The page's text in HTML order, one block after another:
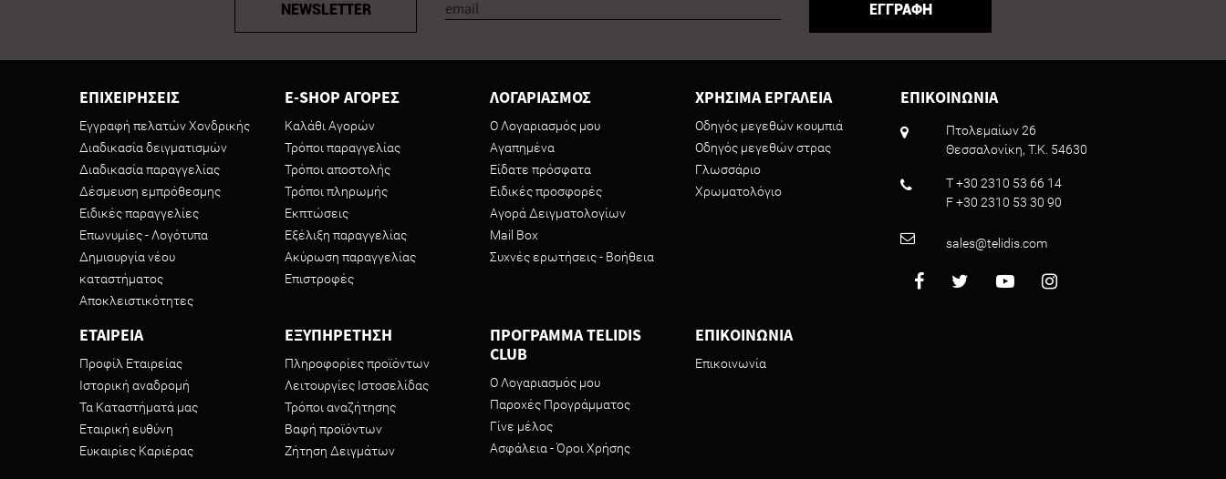
NEWSLETTER ΕΓΓΡΑΦΗ
ΕΠΙΧΕΙΡΗΣΕΙΣ
Εγγραφή πελατών Χονδρικής
Διαδικασία δειγματισμών
Διαδικασία παραγγελίας
Δέσμευση εμπρόθεσμης
Ειδικές παραγγελίες
Επωνυμίες - Λογότυπα
Δημιουργία νέου
καταστήματος
Αποκλειστικότητες
E-SHOP ΑΓΟΡΕΣ
Καλάθι Αγορών
Τρόποι παραγγελίας
Τρόποι αποστολής
Τρόποι πληρωμής
Εκπτώσεις
Εξέλιξη παραγγελίας
Ακύρωση παραγγελίας
Επιστροφές
ΛΟΓΑΡΙΑΣΜΟΣ
Ο Λογαριασμός μου
Αγαπημένα
Είδατε πρόσφατα
Ειδικές προσφορές
Αγορά Δειγματολογίων
Mail Box
Συχνές ερωτήσεις - Βοήθεια
ΧΡΗΣΙΜΑ ΕΡΓΑΛΕΙΑ
Οδηγός μεγεθών κουμπιά
Οδηγός μεγεθών στρας
Γλωσσάριο
Χρωματολόγιο
ΕΤΑΙΡΕΙΑ
Προφίλ Εταιρείας
Ιστορική αναδρομή
Τα Καταστήματά μας
Εταιρική ευθύνη
Ευκαιρίες Καριέρας
ΕΞΥΠΗΡΕΤΗΣΗ
Πληροφορίες προϊόντων
Λειτουργίες Ιστοσελίδας
Τρόποι αναζήτησης
Βαφή προϊόντων
Ζήτηση Δειγμάτων
ΠΡΟΓΡΑΜΜΑ TELIDIS
CLUB
Ο Λογαριασμός μου
Παροχές Προγράμματος
Γίνε μέλος
Ασφάλεια - Όροι Χρήσης
ΕΠΙΚΟΙΝΩΝΙΑ
Επικοινωνία
ΕΠΙΚΟΙΝΩΝΙΑ
Πτολεμαίων 26
Θεσσαλονίκη, T.K. 54630
T +30 2310 53 66 14
F +30 2310 53 30 90
sales@telidis.com